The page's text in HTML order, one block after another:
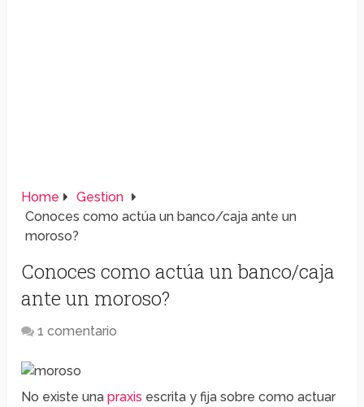
Home
Gestion
Conoces como actúa un banco/caja ante un
moroso?
Conoces como actúa un banco/caja
ante un moroso?
1 comentario
No existe unapraxis escrita y fija sobre como actuar